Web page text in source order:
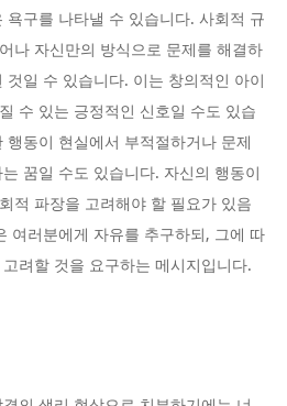
욕구를 나타낼 수 있습니다. 사회적 규
나 자신만의 방식으로 문제를 해결하
것일 수 있습니다. 이는 창의적인 아이
수 있는 긍정적인 신호일 수도 있습
행동이 현실에서 부적절하거나 문제
꿈일 수도 있습니다. 자신의 행동이
적 파장을 고려해야 할 필요가 있음
여러분에게 자유를 추구하되, 그에 따
려할 것을 요구하는 메시지입니다.